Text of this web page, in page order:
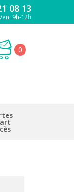
08 13
9h-12h
0